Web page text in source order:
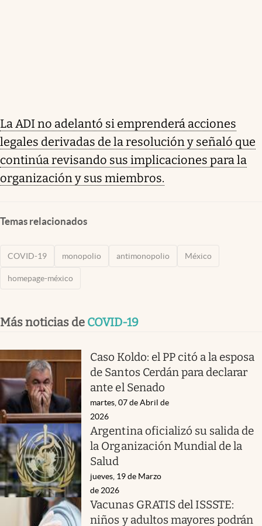
La ADI no adelantó si emprenderá acciones
legales derivadas de la resolución y señaló que
continúa revisando sus implicaciones para la
organización y sus miembros.
Temas relacionados
COVID-19 monopolio antimonopolio México
homepage-méxico
Más noticias de COVID-19
Caso Koldo: el PP citó a la esposa
de Santos Cerdán para declarar
ante el Senado
martes, 07 de Abril de
2026
Argentina oficializó su salida de
la Organización Mundial de la
Salud
jueves, 19 de Marzo
de 2026
Vacunas GRATIS del ISSSTE:
niños y adultos mayores podrán